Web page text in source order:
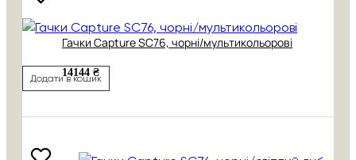
Гачки Capture SC76, чорні/мультикольорові
14144 ₴
Додати в кошик